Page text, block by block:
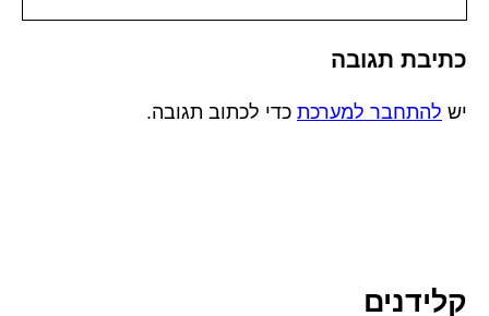
כתיבת תגובה
יש להתחבר למערכת כדי לכתוב תגובה.
קלידנים